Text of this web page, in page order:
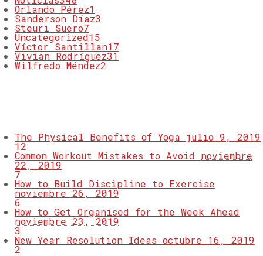
Orlando Pérez1
Sanderson Díaz3
Steuri Suero7
Uncategorized15
Víctor Santillan17
Vivian Rodríguez31
Wilfredo Méndez2
The Physical Benefits of Yoga julio 9, 2019
12
Common Workout Mistakes to Avoid noviembre
22, 2019
7
How to Build Discipline to Exercise
noviembre 26, 2019
6
How to Get Organised for the Week Ahead
noviembre 23, 2019
3
New Year Resolution Ideas octubre 16, 2019
2